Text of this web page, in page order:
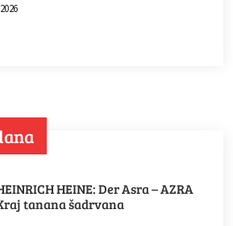
HEINE: Der Asra – AZRA
tanana šadrvana